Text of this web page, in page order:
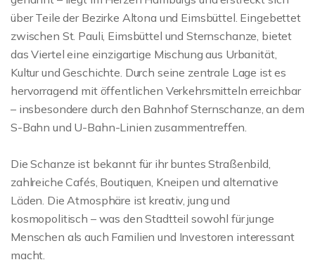
über Teile der Bezirke Altona und Eimsbüttel. Eingebettet
zwischen St. Pauli, Eimsbüttel und Sternschanze, bietet
das Viertel eine einzigartige Mischung aus Urbanität,
Kultur und Geschichte. Durch seine zentrale Lage ist es
hervorragend mit öffentlichen Verkehrsmitteln erreichbar
– insbesondere durch den Bahnhof Sternschanze, an dem
S-Bahn und U-Bahn-Linien zusammentreffen.
Die Schanze ist bekannt für ihr buntes Straßenbild,
zahlreiche Cafés, Boutiquen, Kneipen und alternative
Läden. Die Atmosphäre ist kreativ, jung und
kosmopolitisch – was den Stadtteil sowohl für junge
Menschen als auch Familien und Investoren interessant
macht.